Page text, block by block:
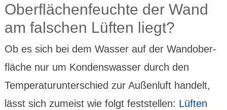
Oberflächenfeuchte der Wand
am falschen Lüften liegt?
Ob es sich bei dem Wasser auf der Wandober­
fläche nur um Kondens­wasser durch den
Tempe­ratur­unter­schied zur Außen­luft handelt,
lässt sich zumeist wie folgt fest­stel­len: Lüften